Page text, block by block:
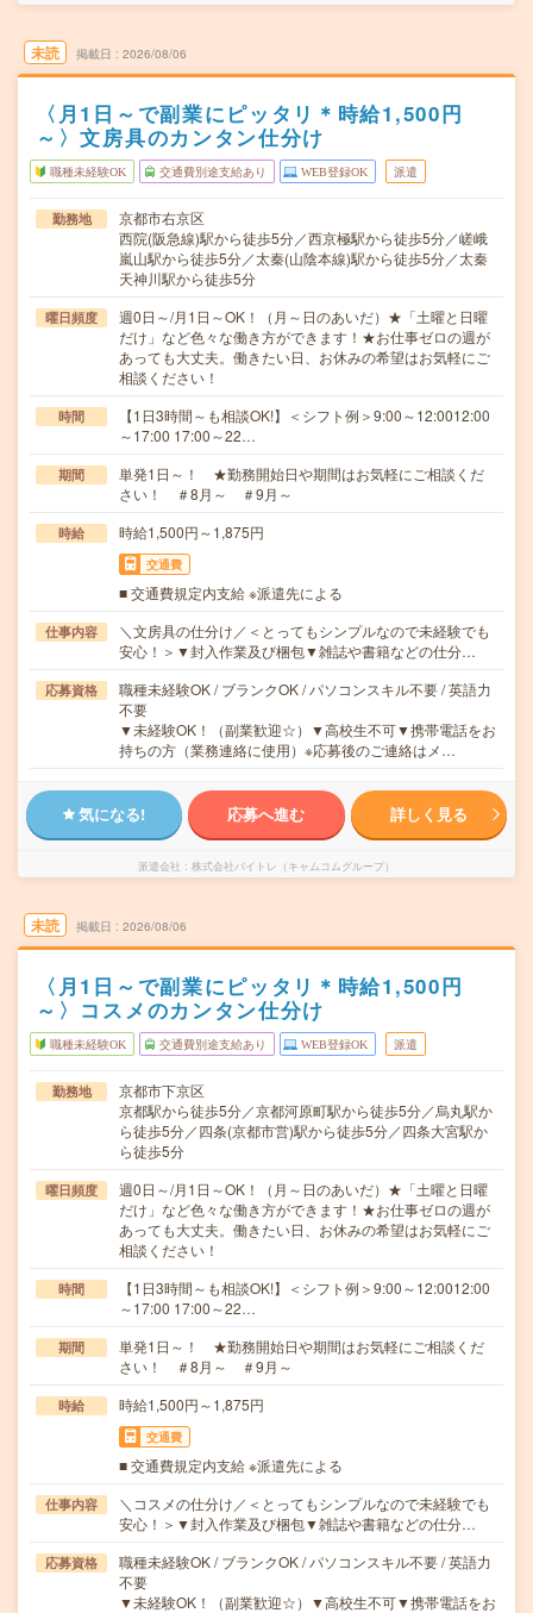
未読 掲載日 2026/08/06
〈月1日～で副業にピッタリ＊時給1,500円
～〉文房具のカンタン仕分け
職種未経験OK 交通費別途支給あり WEB登録OK 派遣
勤務地
京都市右京区
西院(阪急線)駅から徒歩5分／西京極駅から徒歩5分／嵯峨
嵐山駅から徒歩5分／太秦(山陰本線)駅から徒歩5分／太秦
天神川駅から徒歩5分
曜日頻度
週0日～/月1日～OK！（月～日のあいだ）★「土曜と日曜
だけ」など色々な働き方ができます！★お仕事ゼロの週が
あっても大丈夫。働きたい日、お休みの希望はお気軽にご
相談ください！
時間
【1日3時間～も相談OK!】＜シフト例＞9:00～12:0012:00
～17:00 17:00～22…
期間
単発1日～！ ★勤務開始日や期間はお気軽にご相談くだ
さい！ ＃8月～ ＃9月～
時給 時給1,500円～1,875円
交通費
■ 交通費規定内支給 ※派遣先による
仕事内容
＼文房具の仕分け／＜とってもシンプルなので未経験でも
安心！＞▼封入作業及び梱包▼雑誌や書籍などの仕分…
応募資格
職種未経験OK / ブランクOK / パソコンスキル不要 / 英語力
不要
▼未経験OK！（副業歓迎☆）▼高校生不可▼携帯電話をお
持ちの方（業務連絡に使用）※応募後のご連絡はメ…
気になる! 応募へ進む 詳しく見る
派遣会社 株式会社バイトレ（キャムコムグループ）
未読 掲載日 2026/08/06
〈月1日～で副業にピッタリ＊時給1,500円
～〉コスメのカンタン仕分け
職種未経験OK 交通費別途支給あり WEB登録OK 派遣
勤務地
京都市下京区
京都駅から徒歩5分／京都河原町駅から徒歩5分／烏丸駅か
ら徒歩5分／四条(京都市営)駅から徒歩5分／四条大宮駅か
ら徒歩5分
曜日頻度
週0日～/月1日～OK！（月～日のあいだ）★「土曜と日曜
だけ」など色々な働き方ができます！★お仕事ゼロの週が
あっても大丈夫。働きたい日、お休みの希望はお気軽にご
相談ください！
時間
【1日3時間～も相談OK!】＜シフト例＞9:00～12:0012:00
～17:00 17:00～22…
期間
単発1日～！ ★勤務開始日や期間はお気軽にご相談くだ
さい！ ＃8月～ ＃9月～
時給 時給1,500円～1,875円
交通費
■ 交通費規定内支給 ※派遣先による
仕事内容
＼コスメの仕分け／＜とってもシンプルなので未経験でも
安心！＞▼封入作業及び梱包▼雑誌や書籍などの仕分…
応募資格
職種未経験OK / ブランクOK / パソコンスキル不要 / 英語力
不要
▼未経験OK！（副業歓迎☆）▼高校生不可▼携帯電話をお